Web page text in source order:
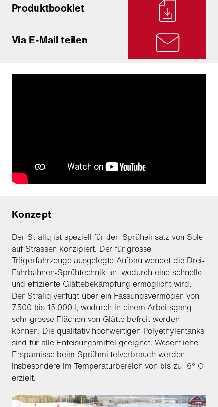
Produktbooklet
Via E-Mail teilen
Konzept
Der Straliq ist speziell für den Sprüheinsatz von Sole
auf Strassen konzipiert. Der für grosse
Trägerfahrzeuge ausgelegte Aufbau wendet die Drei-
Fahrbahnen-Sprühtechnik an, wodurch eine schnelle
und effiziente Glättebekämpfung ermöglicht wird.
Der Straliq verfügt über ein Fassungsvermögen von
7.500 bis 15.000 l, wodurch in einem Arbeitsgang
sehr grosse Flächen von Glätte befreit werden
können. Die qualitativ hochwertigen Polyethylentanks
sind für alle Enteisungsmittel geeignet. Wesentliche
Ersparnisse beim Sprühmittelverbrauch werden
insbesondere im Temperaturbereich von bis zu -6° C
erzielt.